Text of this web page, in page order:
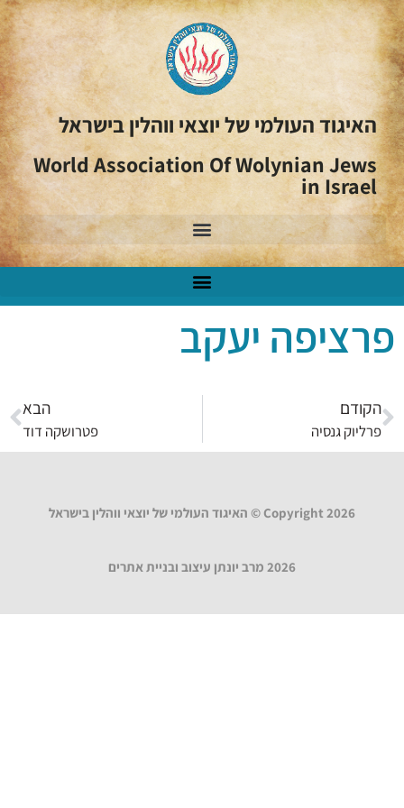
האיגוד העולמי של יוצאי ווהלין בישראל
World Association Of Wolynian Jews
in Israel
פרציפה יעקב
הקודם
פרליוק גנסיה
הבא
פטרושקה דוד
Copyright 2026 © האיגוד העולמי של יוצאי ווהלין בישראל
2026 מרב יונתן עיצוב ובניית אתרים